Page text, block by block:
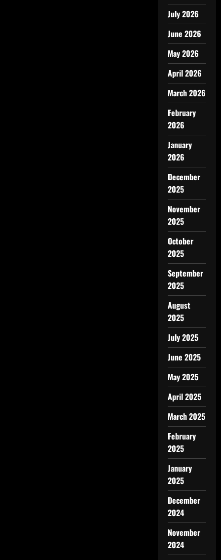
July 2026
June 2026
May 2026
April 2026
March 2026
February
2026
January
2026
December
2025
November
2025
October
2025
September
2025
August
2025
July 2025
June 2025
May 2025
April 2025
March 2025
February
2025
January
2025
December
2024
November
2024